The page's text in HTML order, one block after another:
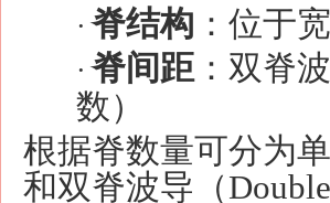
· 脊结构 ：位于
· 脊间距：双脊
数）
根据脊数量可分为
和双脊波导（